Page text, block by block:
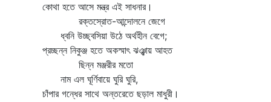
কোথা হতে আসে মন্ত্র এই সাধনার।
রক্তস্রোত-আন্দোলনে জেগে
ধ্বনি উচ্ছ্বসিয়া উঠে অর্থহীন বেগে;
প্রচ্ছন্ন নিকুঞ্জ হতে অকস্মাৎ ঝঞ্ঝায় আহত
ছিন্ন মঞ্জরীর মতো
নাম এল ঘূর্ণিবায়ে ঘুরি ঘুরি,
চাঁপার গন্ধের সাথে অন্তরেতে ছড়াল মাধুরী।